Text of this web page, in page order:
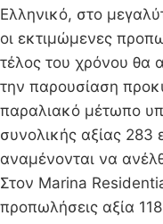
Ελληνικό, στο
οι εκτιμώμενες
τέλος του χρόνου θα
την παρουσίαση
παραλιακό μέτωπο
συνολικής αξίας
αναμένονται να
Στον Marina
προπωλήσεις αξία